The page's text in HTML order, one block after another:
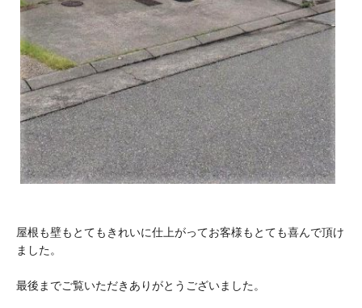
屋根も壁もとてもきれいに仕上がってお客様もとても喜んで頂け
ました。
最後までご覧いただきありがとうございました。